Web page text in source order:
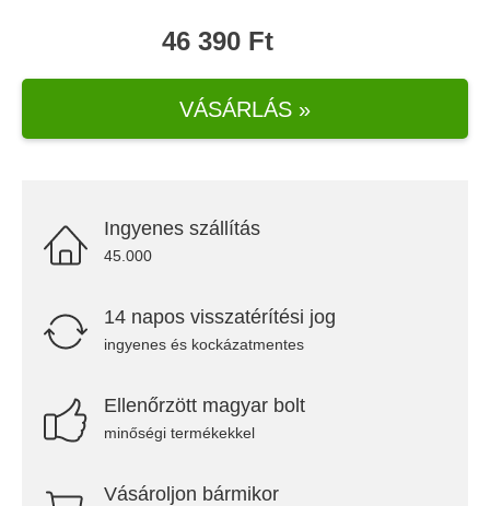
46 390 Ft
VÁSÁRLÁS »
Ingyenes szállítás
45.000
14 napos visszatérítési jog
ingyenes és kockázatmentes
Ellenőrzött magyar bolt
minőségi termékekkel
Vásároljon bármikor